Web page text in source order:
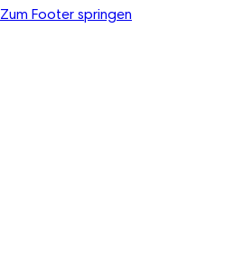
Zum Footer springen